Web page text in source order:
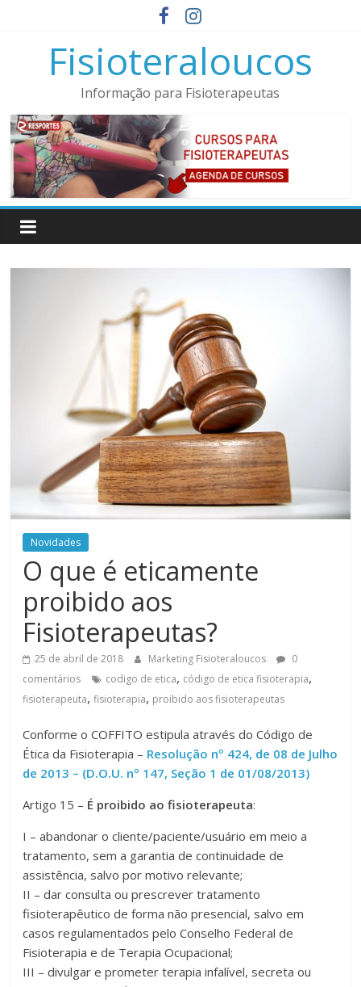
conteúdoFisioteraloucos
Informação para Fisioterapeutas
Novidades
O que é eticamente
proibido aos
Fisioterapeutas?
25 de abril de 2018 Marketing Fisioteraloucos
0
comentários
codigo de etica, código de etica fisioterapia,
fisioterapeuta,fisioterapia, proibido aos fisioterapeutas
Conforme o COFFITO estipula através do Código de
Ética da Fisioterapia – Resolução nº 424, de 08 de Julho
de 2013 – (D.O.U. nº 147, Seção 1 de 01/08/2013)
Artigo 15 – É proibido ao fisioterapeuta:
I – abandonar o cliente/paciente/usuário em meio a
tratamento, sem a garantia de continuidade de
assistência, salvo por motivo relevante;
II – dar consulta ou prescrever tratamento
fisioterapêutico de forma não presencial, salvo em
casos regulamentados pelo Conselho Federal de
Fisioterapia e de Terapia Ocupacional;
III – divulgar e prometer terapia infalível, secreta ou